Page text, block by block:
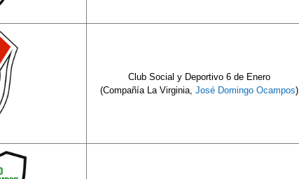
Club Social y Deportivo 6 de Enero
(Compañía La Virginia, José Domingo Ocampos)